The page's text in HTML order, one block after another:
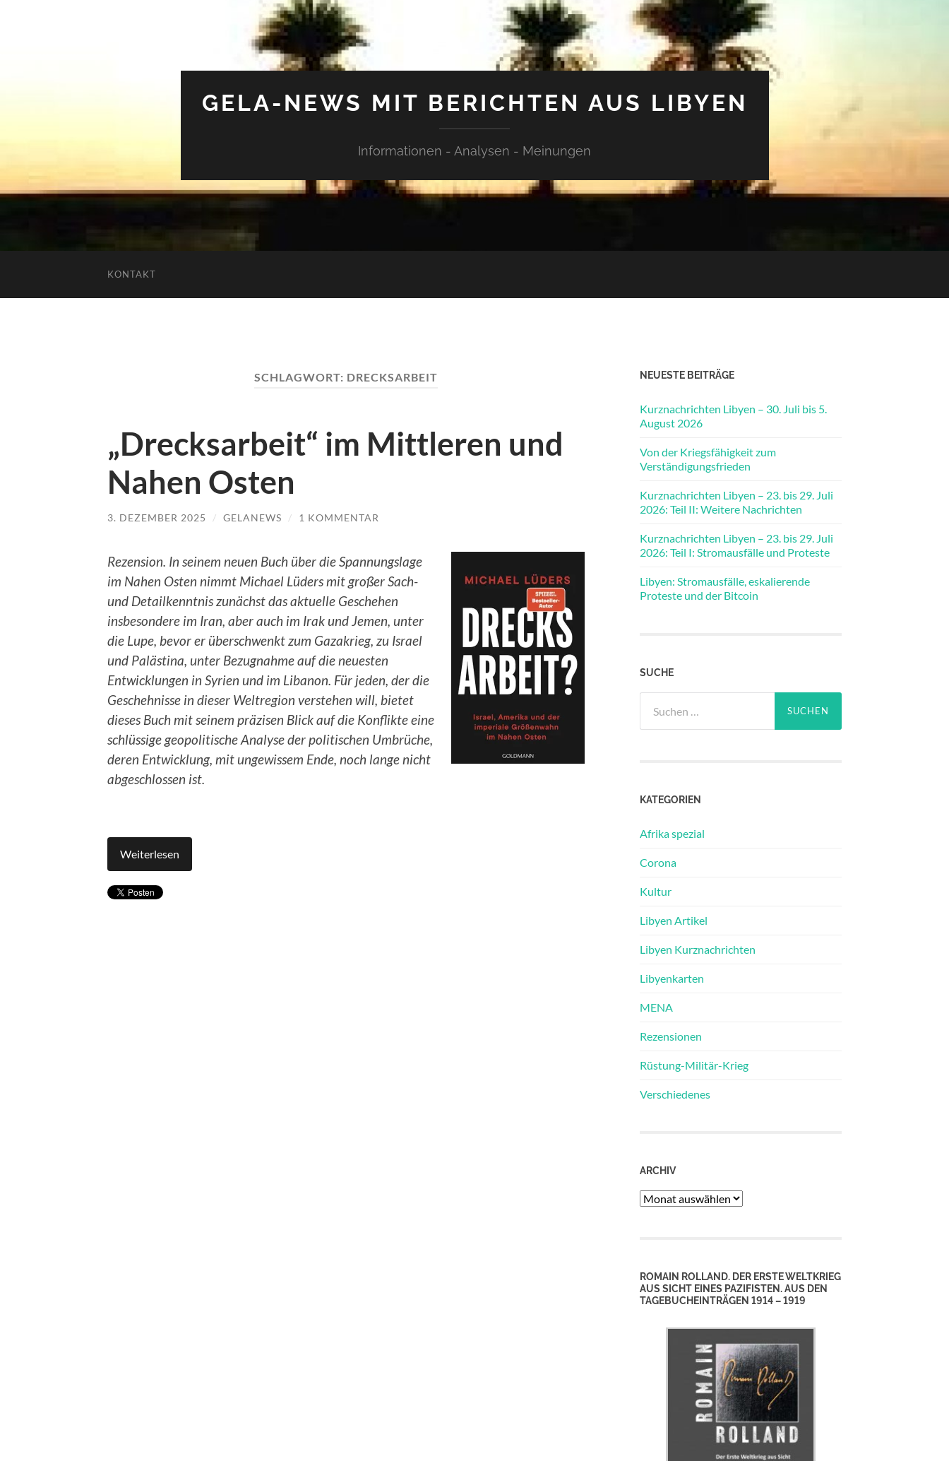
GELA-NEWS MIT BERICHTEN AUS LIBYEN
Informationen - Analysen - Meinungen
KONTAKT
SCHLAGWORT: DRECKSARBEIT
„Drecksarbeit“ im Mittleren und
Nahen Osten
3. DEZEMBER 2025 / GELANEWS / 1 KOMMENTAR
Rezension. In seinem neuen Buch über die Spannungslage
im Nahen Osten nimmt Michael Lüders mit großer Sach-
und Detailkenntnis zunächst das aktuelle Geschehen
insbesondere im Iran, aber auch im Irak und Jemen, unter
die Lupe, bevor er überschwenkt zum Gazakrieg, zu Israel
und Palästina, unter Bezugnahme auf die neuesten
Entwicklungen in Syrien und im Libanon. Für jeden, der die
Geschehnisse in dieser Weltregion verstehen will, bietet
dieses Buch mit seinem präzisen Blick auf die Konflikte eine
schlüssige geopolitische Analyse der politischen Umbrüche,
deren Entwicklung, mit ungewissem Ende, noch lange nicht
abgeschlossen ist.
Weiterlesen
NEUESTE BEITRÄGE
Kurznachrichten Libyen – 30. Juli bis 5.
August 2026
Von der Kriegsfähigkeit zum
Verständigungsfrieden
Kurznachrichten Libyen – 23. bis 29. Juli
2026: Teil II: Weitere Nachrichten
Kurznachrichten Libyen – 23. bis 29. Juli
2026: Teil I: Stromausfälle und Proteste
Libyen: Stromausfälle, eskalierende
Proteste und der Bitcoin
SUCHE
nach:
KATEGORIEN
Afrika spezial
Corona
Kultur
Libyen Artikel
Libyen Kurznachrichten
Libyenkarten
MENA
Rezensionen
Rüstung-Militär-Krieg
Verschiedenes
ARCHIV
Archiv
ROMAIN ROLLAND. DER ERSTE WELTKRIEG
AUS SICHT EINES PAZIFISTEN. AUS DEN
TAGEBUCHEINTRÄGEN 1914 – 1919